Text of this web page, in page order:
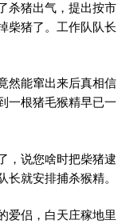
杀猪出气，提出按市
柴猪了。工作队队长
然能窜出来后真相信
一根猪毛猴精早已一
，说您啥时把柴猪逮
就安排捕杀猴精。
爱侣，白天庄稼地里